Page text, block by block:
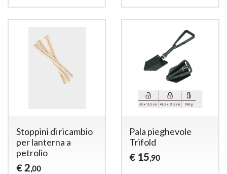
Stoppini di ricambio
per lanterna a
petrolio
€ 2,00
Pala pieghevole
Trifold
€ 15,90